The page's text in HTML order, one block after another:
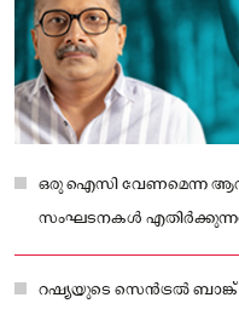
ഒരു ഐസി വേണമെന്ന
സംഘടനകൾ
നഷ്ടപ്പെടാനുള്ളത്?
റഷ്യയുടെ സെന്‍ട്രല്‍